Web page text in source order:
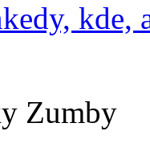
kedy, kde,
Zumby